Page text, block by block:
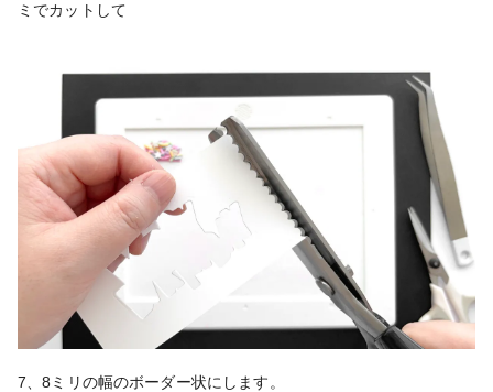
ミでカットして
7、8ミリの幅のボーダー状にします。